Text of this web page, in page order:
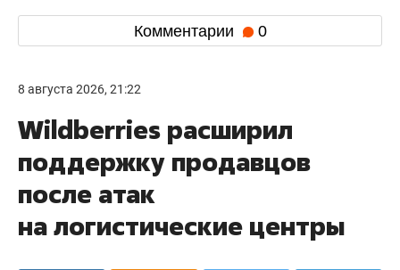
Комментарии 0
8 августа 2026, 21:22
Wildberries расширил
поддержку продавцов
после атак
на логистические центры